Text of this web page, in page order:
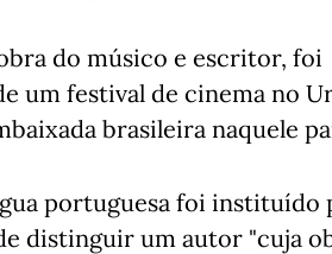
do músico e escritor, foi
um festival de cinema no
brasileira naquele
portuguesa foi instituído
distinguir um autor "cuja